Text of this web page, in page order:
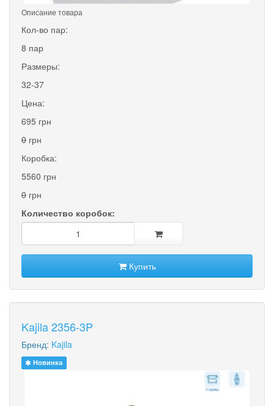
Описание товара
Кол-во пар:
8 пар
Размеры:
32-37
Цена:
695 грн
0 грн
Коробка:
5560 грн
0 грн
Количество коробок:
Купить
Kajila 2356-3P
Бренд: Kajila
Новинка